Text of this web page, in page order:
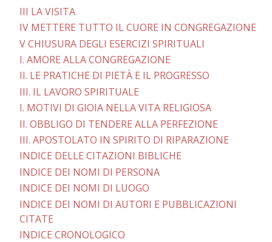
III LA VISITA
IV METTERE TUTTO IL CUORE IN CONGREGAZIONE
V CHIUSURA DEGLI ESERCIZI SPIRITUALI
I. AMORE ALLA CONGREGAZIONE
II. LE PRATICHE DI PIETÀ E IL PROGRESSO
III. IL LAVORO SPIRITUALE
I. MOTIVI DI GIOIA NELLA VITA RELIGIOSA
II. OBBLIGO DI TENDERE ALLA PERFEZIONE
III. APOSTOLATO IN SPIRITO DI RIPARAZIONE
INDICE DELLE CITAZIONI BIBLICHE
INDICE DEI NOMI DI PERSONA
INDICE DEI NOMI DI LUOGO
INDICE DEI NOMI DI AUTORI E PUBBLICAZIONI
CITATE
INDICE CRONOLOGICO